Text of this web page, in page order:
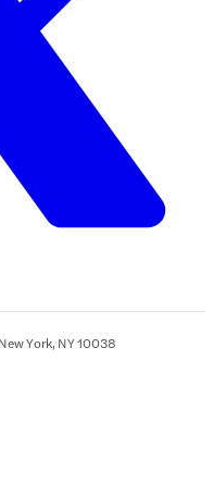
York, NY 10038